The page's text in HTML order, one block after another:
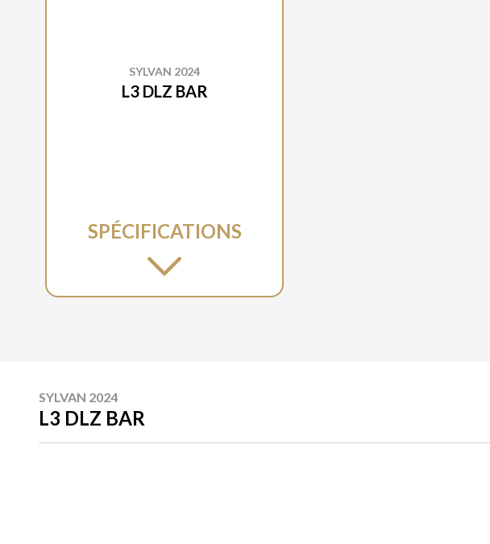
SYLVAN 2024
L3 DLZ BAR
SPÉCIFICATIONS
SYLVAN 2024
L3 DLZ BAR